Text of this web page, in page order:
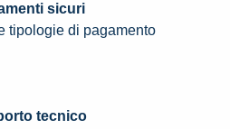
sicuri
tipologie di pagamento
tecnico